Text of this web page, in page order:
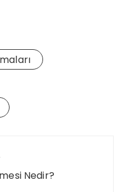
Nedir?